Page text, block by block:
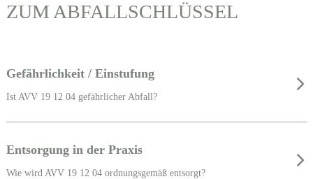
ZUM ABFALLSCHLÜSSEL
Gefährlichkeit / Einstufung
Ist AVV 19 12 04 gefährlicher Abfall?
Entsorgung in der Praxis
Wie wird AVV 19 12 04 ordnungsgemäß entsorgt?